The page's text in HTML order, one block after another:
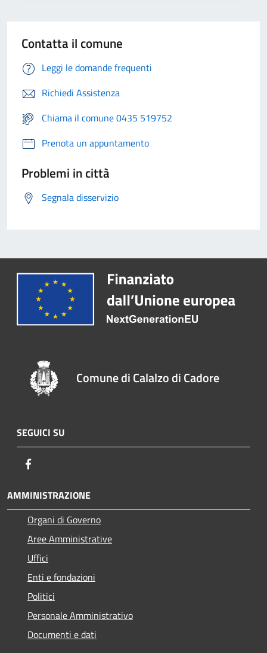
Contatta il comune
Leggi le domande frequenti
Richiedi Assistenza
Chiama il comune 0435 519752
Prenota un appuntamento
Problemi in città
Segnala disservizio
Comune di Calalzo di Cadore
SEGUICI SU
AMMINISTRAZIONE
Organi di Governo
Aree Amministrative
Uffici
Enti e fondazioni
Politici
Personale Amministrativo
Documenti e dati